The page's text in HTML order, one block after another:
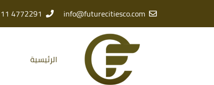
info@futurecitiesco.com
4772291 11 966 +
الرئيسية